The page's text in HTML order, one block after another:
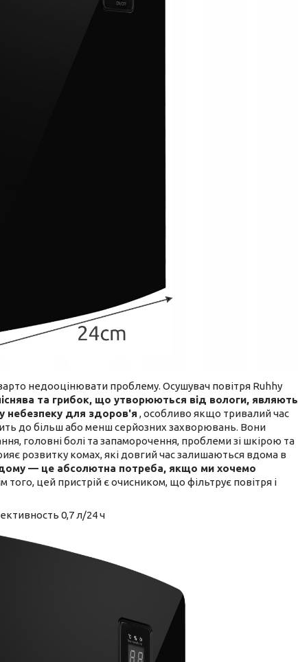
недооцінювати проблему. Осушувач повітря Ruhhy
та грибок, що утворюються від вологи, являють
небезпеку для здоров'я , особливо якщо тривалий час
до більш або менш серйозних захворювань. Вони
головні болі та запаморочення, проблеми зі шкірою та
розвитку комах, які довгий час залишаються вдома в
— це абсолютна потреба, якщо ми хочемо
того, цей пристрій є очисником, що фільтрує повітря і